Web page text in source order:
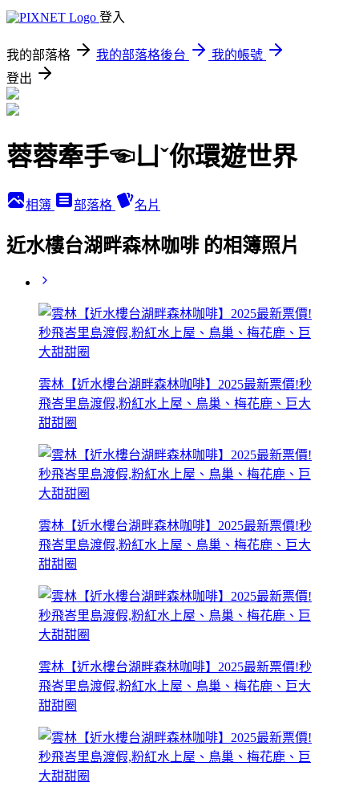
登入
我的部落格 我的部落格後台
我的帳號
登出
蓉蓉牽手☜ㄩˇ你環遊世界
相簿 部落格 名片
近水樓台湖畔森林咖啡 的相簿照片
雲林【近水樓台湖畔森林咖啡】2025最新票價!秒
飛峇里島渡假,粉紅水上屋、鳥巢、梅花鹿、巨大
甜甜圈
雲林【近水樓台湖畔森林咖啡】2025最新票價!秒
飛峇里島渡假,粉紅水上屋、鳥巢、梅花鹿、巨大
甜甜圈
雲林【近水樓台湖畔森林咖啡】2025最新票價!秒
飛峇里島渡假,粉紅水上屋、鳥巢、梅花鹿、巨大
甜甜圈